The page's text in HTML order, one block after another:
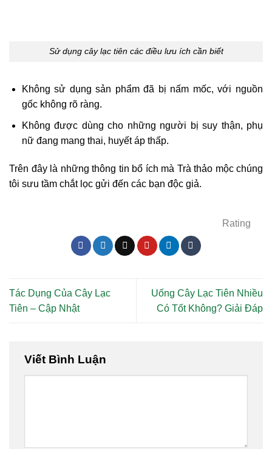
Sử dụng cây lạc tiên các điều lưu ích cần biết
Không sử dụng sản phẩm đã bị nấm mốc, với nguồn
gốc không rõ ràng.
Không được dùng cho những người bị suy thận, phụ
nữ đang mang thai, huyết áp thấp.
Trên đây là những thông tin bổ ích mà Trà thảo mộc chúng
tôi sưu tầm chắt lọc gửi đến các bạn độc giả.
Rating
Tác Dụng Của Cây Lạc
Tiên – Cập Nhật
Uống Cây Lạc Tiên Nhiều
Có Tốt Không? Giải Đáp
Viết Bình Luận